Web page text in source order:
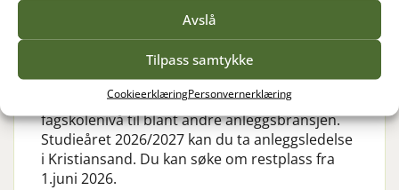
Avslå
Tilpass samtykke
CookieerklæringPersonvernerklæring
Anleggsledelse tilbys i Kristiansand
studieåret 2026/2027
Norges grønne fagskole –
tilbyrfleredeltidsutdanninger på
fagskolenivå til blant andre anleggsbransjen.
Studieåret 2026/2027 kan du ta anleggsledelse
i Kristiansand. Du kan søke om restplass fra
1.juni 2026.